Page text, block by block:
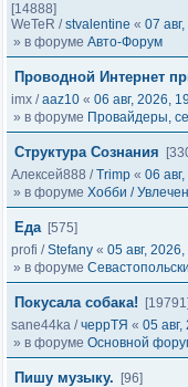
[14888]
WeTeR /stvalentine « 07
» в форуме Авто-Форум
Проводной Интернет
imx /aaz10 « 06 авг, 2026,
» в форуме Провайдеры,
Структура Сознания
Алексей888 /Trimp « 06
» в форуме Хобби /
Еда [575]
profi /Stefany « 05 авг,
» в форуме
Покусала собака!
[19791]
sane44ka /черрТЯ « 05
» в форуме Основной
Пишу музыку.
[96]